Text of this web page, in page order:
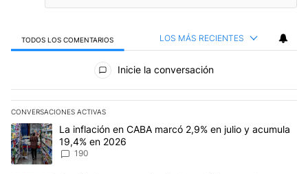
TODOS LOS COMENTARIOS LOS MÁS RECIENTES
Todos los comentarios
Inicie la conversación
CONVERSACIONES ACTIVAS
Este listado muestra los artículos con más comentarios en los
Un artículo de tendencia con el título "La inflación en CABA
La inflación en CABA marcó 2,9% en julio y acumula
19,4% en 2026
190